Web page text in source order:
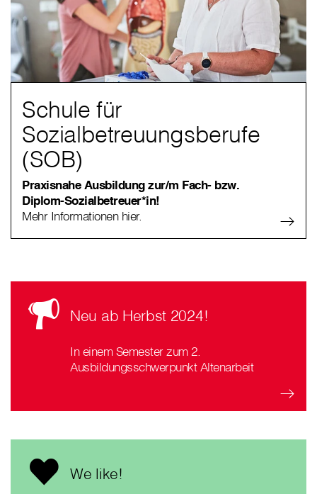
Schule für
Sozialbetreuungsberufe
(SOB)
Praxisnahe Ausbildung zur/m Fach- bzw.
Diplom-Sozialbetreuer*in!
Mehr Informationen hier.
Neu ab Herbst 2024!
In einem Semester zum 2.
Ausbildungsschwerpunkt Altenarbeit
We like!